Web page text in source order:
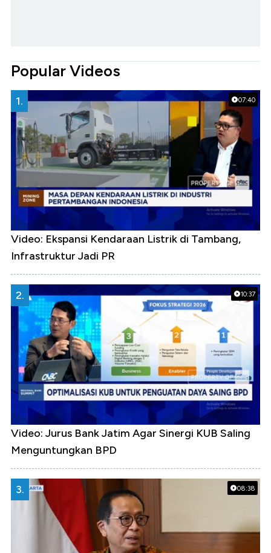
Popular Videos
07:40
1.
Video: Ekspansi Kendaraan Listrik di Tambang,
Infrastruktur Jadi PR
10:37
2.
Video: Jurus Bank Jatim Agar Sinergi KUB Saling
Menguntungkan BPD
08:38
3.